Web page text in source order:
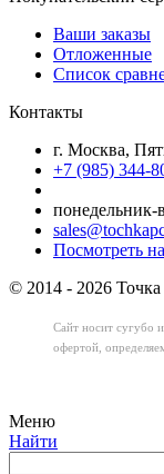
Ваши заказы
Отложенные
Список
Контакты
г. Москва,
+7 (985) 344-
понедельник-
Посмотреть
© 2014 - 2026
Сайт носит сугубо
офертой,
Меню
Найти